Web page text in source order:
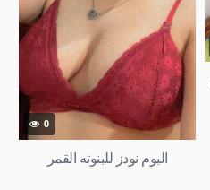
0
البوم نودز للبنوته القمر